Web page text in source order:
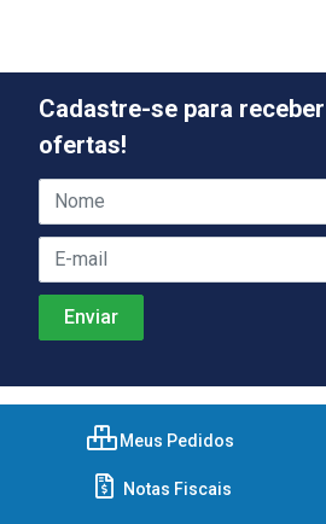
Cadastre-se para
ofertas!
Meus Pedidos
Notas Fiscais